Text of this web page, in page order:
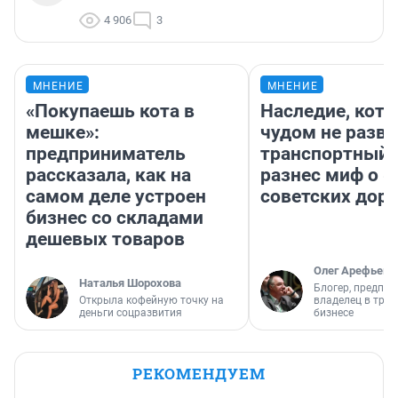
4 906 3
МНЕНИЕ
«Покупаешь кота в
мешке»:
предприниматель
рассказала, как на
самом деле устроен
бизнес со складами
дешевых товаров
Наталья Шорохова
Открыла кофейную точку на
деньги соцразвития
МНЕНИЕ
Наследие,
чудом не
транспортный
разнес миф о
советских
Олег Арефьев
Блогер,
владелец в
бизнесе
РЕКОМЕНДУЕМ